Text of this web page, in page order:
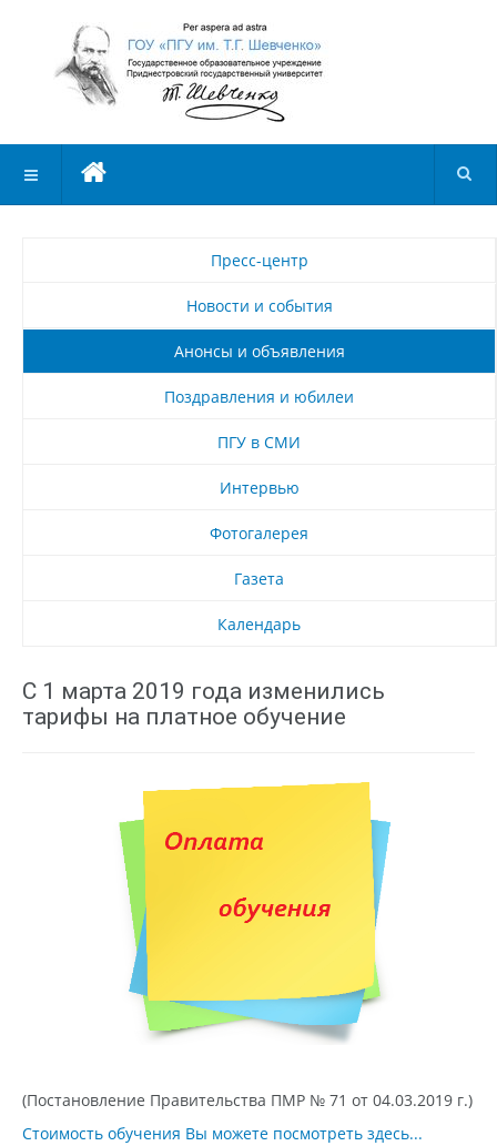
Пресс-центр
Новости и события
Анонсы и объявления
Поздравления и юбилеи
ПГУ в СМИ
Интервью
Фотогалерея
Газета
Календарь
С 1 марта 2019 года изменились
тарифы на платное обучение
(Постановление Правительства ПМР № 71 от 04.03.2019 г.)
Стоимость обучения Вы можете посмотреть здесь...